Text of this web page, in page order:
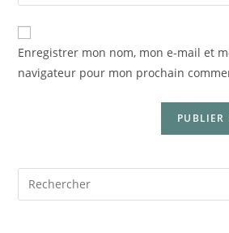
Enregistrer mon nom, mon e-mail et
navigateur pour mon prochain